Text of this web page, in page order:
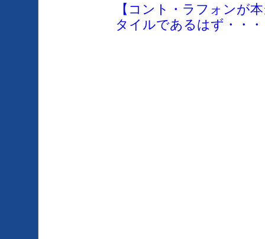
【コント・ラフォンが
タイルであるはず・・